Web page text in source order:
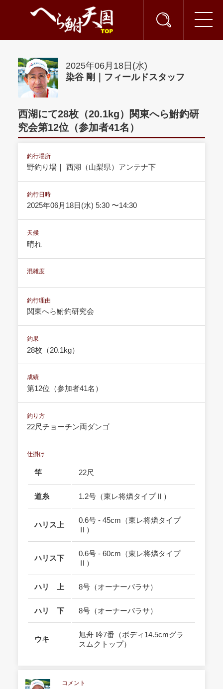
2025年06月18日(水)
染谷 剛｜フィールドスタッフ
西湖にて28枚（20.1kg）関東へら鮒釣研
究会第12位（参加者41名）
釣行場所
野釣り場｜ 西湖（山梨県）アンテナ下
釣行日時
2025年06月18日(水) 5:30 〜14:30
天候
晴れ
混雑度
釣行理由
関東へら鮒釣研究会
釣果
28枚（20.1kg）
成績
第12位（参加者41名）
釣り方
22尺チョーチン両ダンゴ
仕掛け
竿 22尺
道糸 1.2号（東レ将燐タイプⅡ）
ハリス上
0.6号 - 45cm（東レ将燐タイプ
Ⅱ）
ハリス下
0.6号 - 60cm（東レ将燐タイプ
Ⅱ）
ハリ 上 8号（オーナーバラサ）
ハリ 下 8号（オーナーバラサ）
ウキ
旭舟 吟7番（ボディ14.5cmグラ
スムクトップ）
コメント